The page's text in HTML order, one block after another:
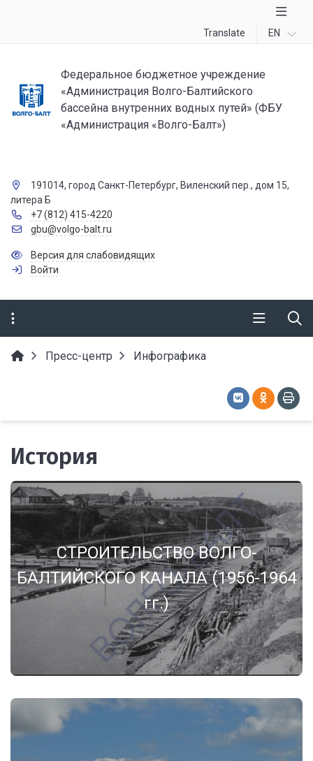
Translate EN
Федеральное бюджетное учреждение
«Администрация Волго-Балтийского
бассейна внутренних водных путей» (ФБУ
«Администрация «Волго-Балт»)
191014, город Санкт-Петербург, Виленский пер., дом 15,
литера Б
+7 (812) 415-4220
gbu@volgo-balt.ru
Версия для слабовидящих
Войти
Пресс-центр Инфографика
История
СТРОИТЕЛЬСТВО ВОЛГО-
БАЛТИЙСКОГО КАНАЛА (1956-1964
гг.)